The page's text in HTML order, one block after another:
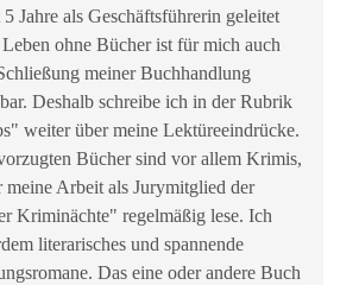
Jahre als Geschäftsführerin geleitet
ohne Bücher ist für mich auch
meiner Buchhandlung
Deshalb schreibe ich in der Rubrik
weiter über meine Lektüreeindrücke.
Bücher sind vor allem Krimis,
meine Arbeit als Jurymitglied der
Kriminächte" regelmäßig lese. Ich
literarisches und spannende
Das eine oder andere Buch